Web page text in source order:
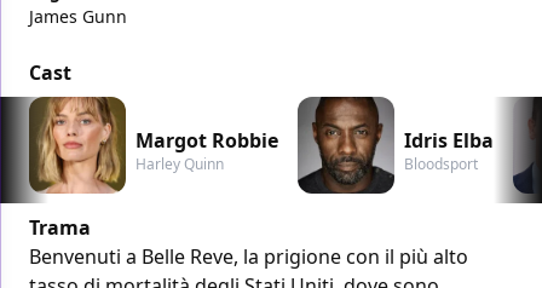
James Gunn
Cast
Margot Robbie
Harley Quinn
Idris Elba
Bloodsport
Trama
Benvenuti a Belle Reve, la prigione con il più alto